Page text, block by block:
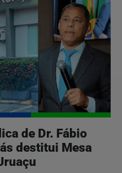
de Dr. Fábio
destitui Mesa